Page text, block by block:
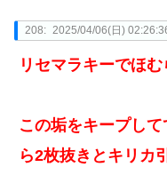
208: 2025/04/06(日)
リセマラキーでほ
この垢をキープし
ら2枚抜きとキリカ